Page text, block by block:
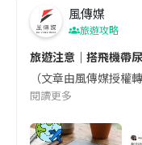
風傳媒
旅遊攻略
旅遊注意｜搭飛機帶
（文章由風傳媒授
閱讀更多